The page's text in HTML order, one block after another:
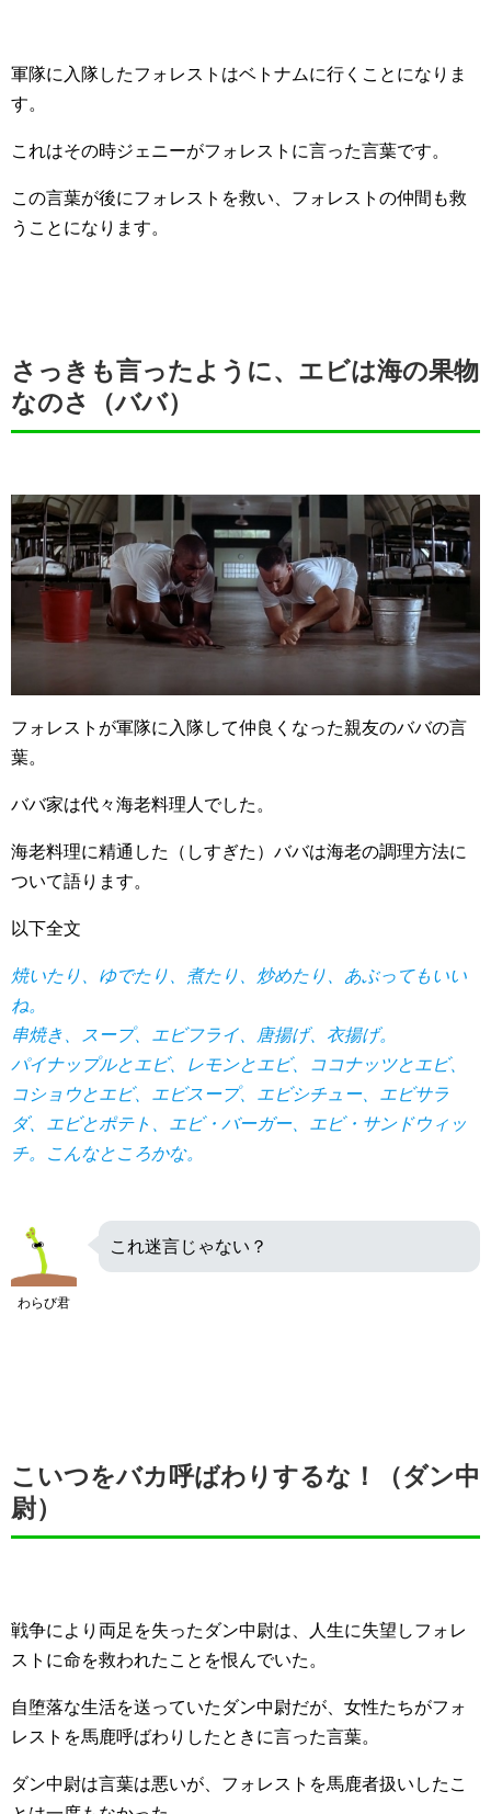
軍隊に入隊したフォレストはベトナムに行くことになりま
す。
これはその時ジェニーがフォレストに言った言葉です。
この言葉が後にフォレストを救い、フォレストの仲間も救
うことになります。
さっきも言ったように、エビは海の果物
なのさ（ババ）
フォレストが軍隊に入隊して仲良くなった親友のババの言
葉。
ババ家は代々海老料理人でした。
海老料理に精通した（しすぎた）ババは海老の調理方法に
ついて語ります。
以下全文
焼いたり、ゆでたり、煮たり、炒めたり、あぶってもいい
ね。
串焼き、スープ、エビフライ、唐揚げ、衣揚げ。
パイナップルとエビ、レモンとエビ、ココナッツとエビ、
コショウとエビ、エビスープ、エビシチュー、エビサラ
ダ、エビとポテト、エビ・バーガー、エビ・サンドウィッ
チ。こんなところかな。
わらび君
これ迷言じゃない？
こいつをバカ呼ばわりするな！（ダン中
尉）
戦争により両足を失ったダン中尉は、人生に失望しフォレ
ストに命を救われたことを恨んでいた。
自堕落な生活を送っていたダン中尉だが、女性たちがフォ
レストを馬鹿呼ばわりしたときに言った言葉。
ダン中尉は言葉は悪いが、フォレストを馬鹿者扱いしたこ